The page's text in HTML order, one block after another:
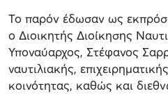
Το παρόν έδωσαν ως
ο Διοικητής Διοίκησης
Υποναύαρχος, Στέφανος
ναυτιλιακής,
κοινότητας, καθώς και